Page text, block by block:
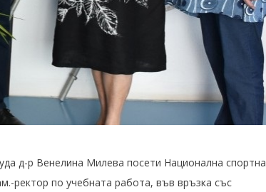
д-р Венелина Милева посети Национална спортна
ректор по учебната работа, във връзка със